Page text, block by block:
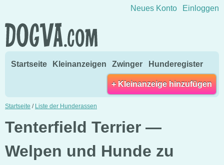
Direkt zum Inhalt wechseln
Neues Konto Einloggen
Startseite Kleinanzeigen Zwinger Hunderegister
+ Kleinanzeige hinzufügen
Startseite / Liste der Hunderassen
Tenterfield Terrier —
Welpen und Hunde zu